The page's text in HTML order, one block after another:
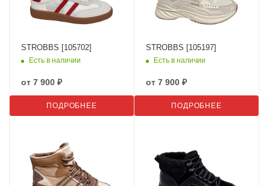
STROBBS [105702]
Есть в наличии
от 7 900 ₽
ПОДРОБНЕЕ
STROBBS [105197]
Есть в наличии
от 7 900 ₽
ПОДРОБНЕЕ